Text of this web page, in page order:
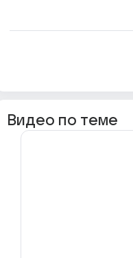
Видео по теме